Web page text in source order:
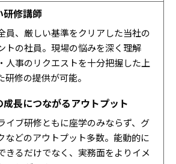
修講師
員、厳しい基準をクリアした当社の
トの社員。現場の悩みを深く理解
人事のリクエストを十分把握した上
研修の提供が可能。
長につながるアウトプット
イブ研修ともに座学のみならず、グ
などのアウトプット多数。能動的に
きるだけでなく、実務面をよりイメ